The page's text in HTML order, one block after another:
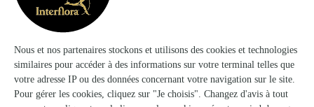
Art et Creation Pervenche
La Couronne